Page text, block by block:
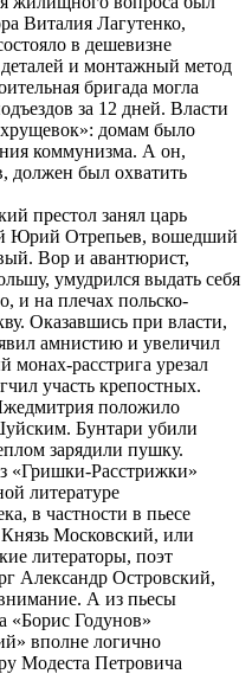
Виталия Лагутенко,
в дешевизне
и монтажный метод
бригада могла
за 12 дней. Власти
домам было
коммунизма. А он,
должен был охватить
престол занял царь
Юрий Отрепьев, вошедший
Вор и авантюрист,
умудрился выдать себя
и на плечах польско-
Оказавшись при власти,
амнистию и увеличил
расстрига урезал
участь крепостных.
положило
Бунтари убили
зарядили пушку.
«Гришки-Расстрижки»
литературе
в частности в пьесе
Московский, или
литераторы, поэт
Александр Островский,
А из пьесы
«Борис Годунов»
вполне логично
Модеста Петровича